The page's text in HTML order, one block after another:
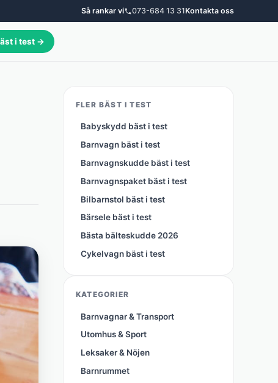
Så rankar vi 073-684 13 31Kontakta oss
i test →
FLER BÄST I TEST
Babyskydd bäst i test
Barnvagn bäst i test
Barnvagnskudde bäst i test
Barnvagnspaket bäst i test
Bilbarnstol bäst i test
Bärsele bäst i test
Bästa bälteskudde 2026
Cykelvagn bäst i test
KATEGORIER
Barnvagnar & Transport
Utomhus & Sport
Leksaker & Nöjen
Barnrummet